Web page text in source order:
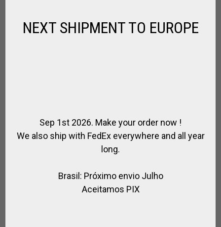
TACO DE ENTRENAMIENTO, ARENA,
PICADERO POLO
NEXT SHIPMENT TO EUROPE
Sep 1st 2026. Make your order now !
We also ship with FedEx everywhere and all year
long.
Brasil: Próximo envio Julho
Aceitamos PIX